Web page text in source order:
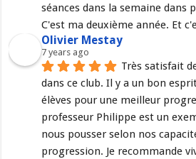
séances dans la semaine dans
C'est ma deuxième année. Et
Olivier Mestay
7 years ago
Très satisfait
dans ce club. Il y a un bon
élèves pour une meilleur
professeur Philippe est un
nous pousser selon nos
progression. Je recommande